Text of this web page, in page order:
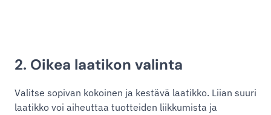
2. Oikea laatikon valinta
Valitse sopivan kokoinen ja kestävä laatikko. Liian suuri
laatikko voi aiheuttaa tuotteiden liikkumista ja